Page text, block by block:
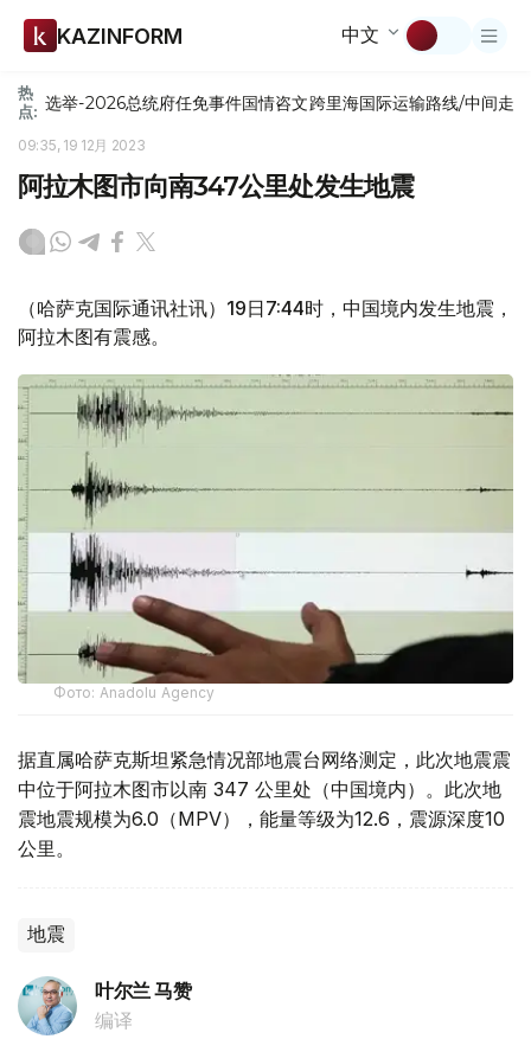
KAZINFORM 中文
热
点: 选举-2026总统府任免事件国情咨文跨里海国际运输路线/中间走廊
09:35, 19 12月 2023
阿拉木图市向南347公里处发生地震
（哈萨克国际通讯社讯）19日7:44时，中国境内发生地震，
阿拉木图有震感。
Фото: Anadolu Agency
据直属哈萨克斯坦紧急情况部地震台网络测定，此次地震震
中位于阿拉木图市以南 347 公里处（中国境内）。此次地
震地震规模为6.0（MPV），能量等级为12.6，震源深度10
公里。
地震
叶尔兰 马赞
编译